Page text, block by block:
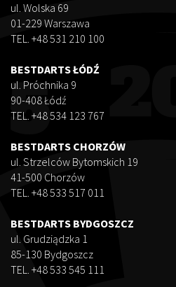
ul. Wolska 69
01-229 Warszawa
TEL. +48 531 210 100
BESTDARTS ŁÓDŹ
ul. Próchnika 9
90-408 Łódź
TEL. +48 534 123 767
BESTDARTS CHORZÓW
ul. Strzelców Bytomskich 19
41-500 Chorzów
TEL. +48 533 517 011
BESTDARTS BYDGOSZCZ
ul. Grudziądzka 1
85-130 Bydgoszcz
TEL. +48 533 545 111